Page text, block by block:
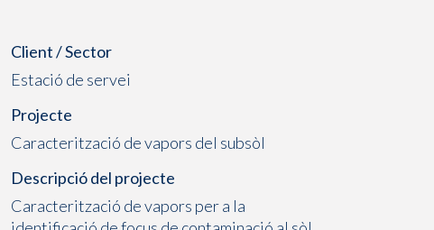
Client / Sector
Estació de servei
Projecte
Caracterització de vapors del subsòl
Descripció del projecte
Caracterització de vapors per a la